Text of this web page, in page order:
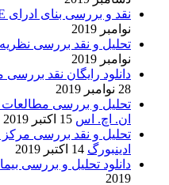
نقد و بررسی بنای ادرای swiss RE لندن-نورمن فاستر
نوامبر 2019
تحلیل و نقد بررسی
نوامبر 2019
دانلود رایگان نقد
28 نوامبر 2019
تحلیل و بررسی مطالعات
ان. اچ. اس 15 اکتبر 2019
تحلیل و نقد بررسی
ادینبورگ 14 اکتبر 2019
دانلود تحلیل و بررسی
2019